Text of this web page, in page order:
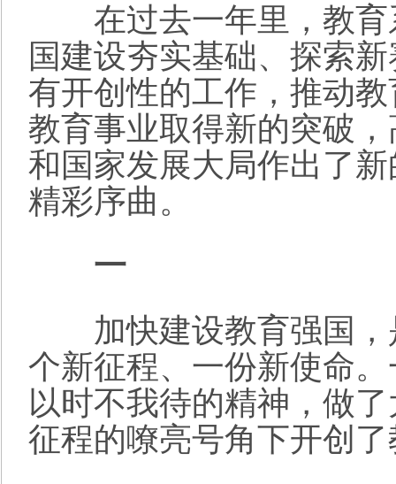
在过去一年里，教育
国建设夯实基础、探索
有开创性的工作，推动
教育事业取得新的突破
和国家发展大局作出了
精彩序曲。
一
加快建设教育强国，
个新征程、一份新使命
以时不我待的精神，做
征程的嘹亮号角下开创